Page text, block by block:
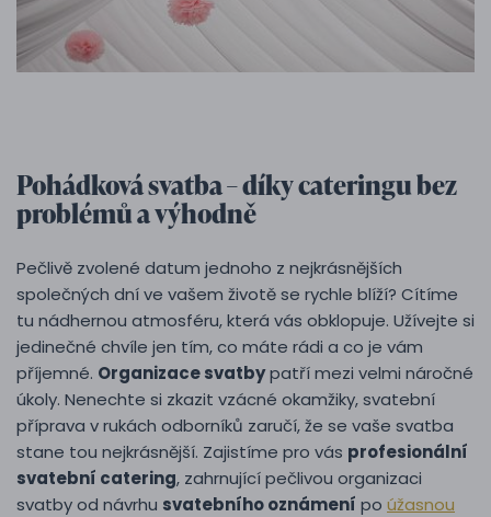
Pohádková svatba – díky cateringu bez
problémů a výhodně
Pečlivě zvolené datum jednoho z nejkrásnějších
společných dní ve vašem životě se rychle blíží? Cítíme
tu nádhernou atmosféru, která vás obklopuje. Užívejte si
jedinečné chvíle jen tím, co máte rádi a co je vám
příjemné. Organizace svatbypatří mezi velmi náročné
úkoly. Nenechte si zkazit vzácné okamžiky, svatební
příprava v rukách odborníků zaručí, že se vaše svatba
stane tou nejkrásnější. Zajistíme pro vás profesionální
svatební catering, zahrnující pečlivou organizaci
svatby od návrhu svatebního oznámení po úžasnou